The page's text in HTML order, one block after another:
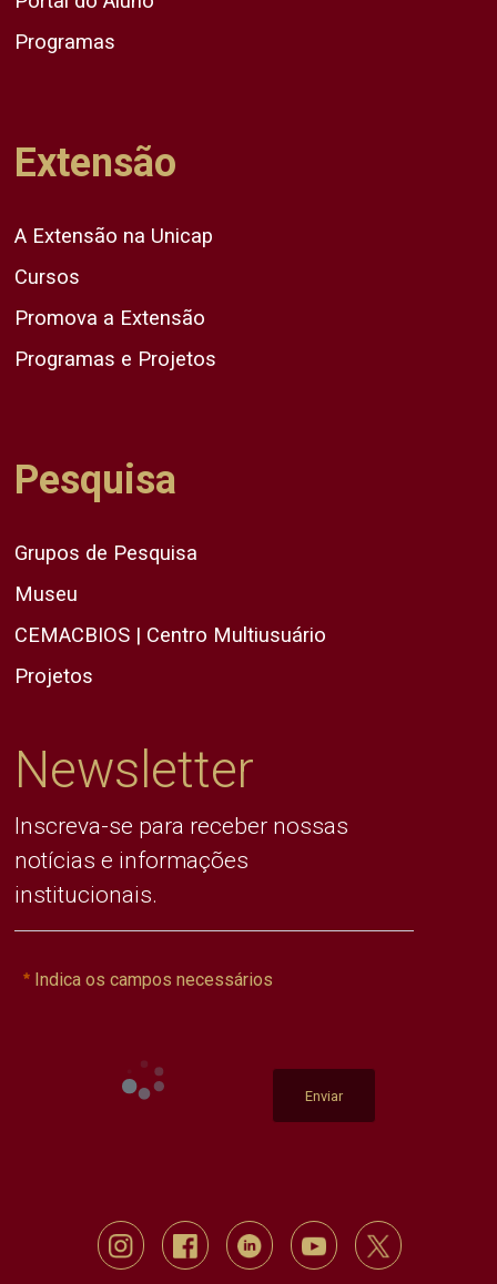
Programas
Extensão
A Extensão na Unicap
Cursos
Promova a Extensão
Programas e Projetos
Pesquisa
Grupos de Pesquisa
Museu
CEMACBIOS | Centro Multiusuário
Projetos
Newsletter
Inscreva-se para receber nossas
notícias e informações
institucionais.
Indica os campos necessários
Enviar